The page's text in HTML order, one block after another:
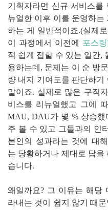
기획자라면 신규 서비스를
뉴얼한 이후 이를 운영하는
하는 게 일반적이죠.(실제
이 과정에서 이전에
포스
적 쉽게 접할 수 있는 일간,
용하는데, 문제는 이 순 방
량 내지 기여도를 판단하
말이죠. 실제로 많은 구직
비스를 리뉴얼했고 그에
MAU, DAU가 몇 % 상승했
주 볼 수 있고 그들과의 인
본인의 성과라는 것에 대
는 당황하거나 제대로 답
습니다.
왜일까요? 그 이유는 해당
라내는 것이 쉽지 않기 때